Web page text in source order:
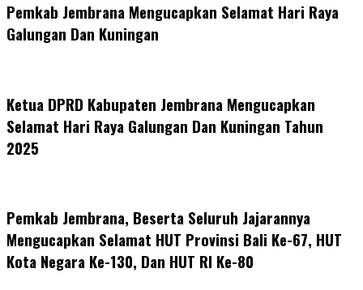
Pemkab Jembrana Mengucapkan Selamat Hari Raya
Galungan Dan Kuningan
Ketua DPRD Kabupaten Jembrana Mengucapkan
Selamat Hari Raya Galungan Dan Kuningan Tahun
2025
Pemkab Jembrana, Beserta Seluruh Jajarannya
Mengucapkan Selamat HUT Provinsi Bali Ke-67, HUT
Kota Negara Ke-130, Dan HUT RI Ke-80